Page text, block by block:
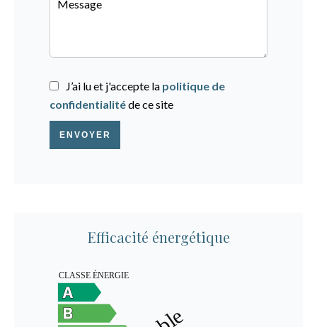
J’ai lu et j'accepte la politique de
confidentialitéde ce site
ENVOYER
Efficacité énergétique